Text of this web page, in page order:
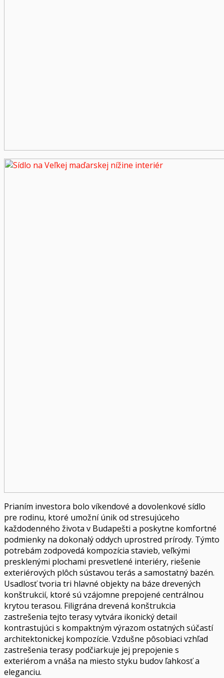
Prianím investora bolo víkendové a dovolenkové sídlo
pre rodinu, ktoré umožní únik od stresujúceho
každodenného života v Budapešti a poskytne komfortné
podmienky na dokonalý oddych uprostred prírody. Týmto
potrebám zodpovedá kompozícia stavieb, veľkými
presklenými plochami presvetlené interiéry, riešenie
exteriérových plôch sústavou terás a samostatný bazén.
Usadlosť tvoria tri hlavné objekty na báze drevených
konštrukcií, ktoré sú vzájomne prepojené centrálnou
krytou terasou. Filigrána drevená konštrukcia
zastrešenia tejto terasy vytvára ikonický detail
kontrastujúci s kompaktným výrazom ostatných súčastí
architektonickej kompozície. Vzdušne pôsobiaci vzhľad
zastrešenia terasy podčiarkuje jej prepojenie s
exteriérom a vnáša na miesto styku budov ľahkosť a
eleganciu.